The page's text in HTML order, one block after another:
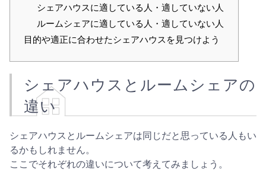
シェアハウスに適している人・適していない人
ルームシェアに適している人・適していない人
目的や適正に合わせたシェアハウスを見つけよう
シェアハウスとルームシェアの
違い
シェアハウスとルームシェアは同じだと思っている人もい
るかもしれません。
ここでそれぞれの違いについて考えてみましょう。